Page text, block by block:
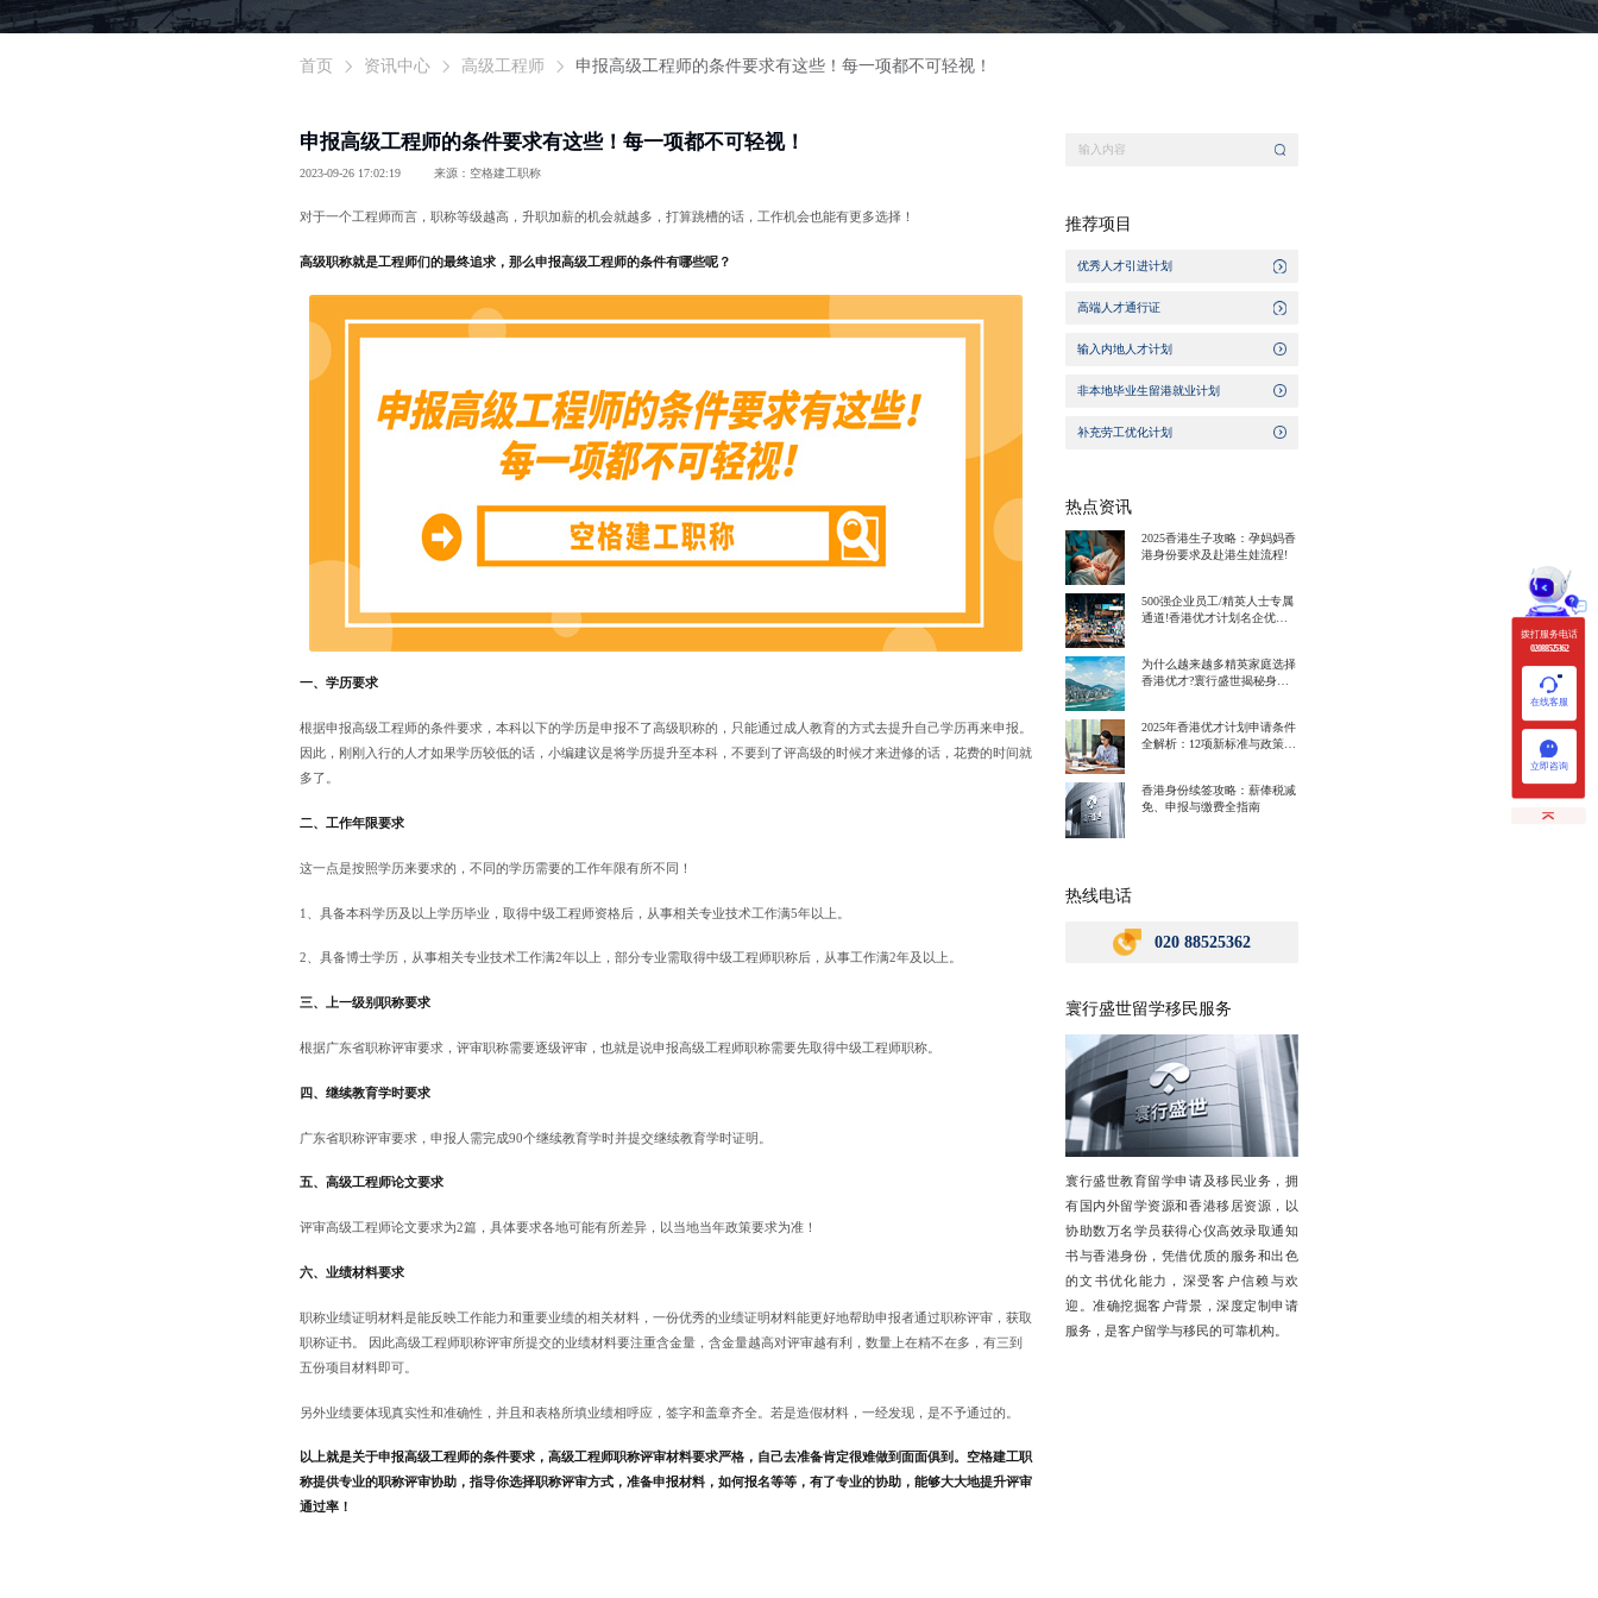
首页 资讯中心 高级工程师 申报高级工程师的条件要求有这些！每一项都不可轻视！
申报高级工程师的条件要求有这些！每一项都不可轻视！
2023-09-26 17:02:19 来源：空格建工职称
对于一个工程师而言，职称等级越高，升职加薪的机会就越多，打算跳槽的话，工作机会也能有更多选择！
高级职称就是工程师们的最终追求，那么申报高级工程师的条件有哪些呢？
一、学历要求
根据申报高级工程师的条件要求，本科以下的学历是申报不了高级职称的，只能通过成人教育的方式去提升自己学历再来申报。
因此，刚刚入行的人才如果学历较低的话，小编建议是将学历提升至本科，不要到了评高级的时候才来进修的话，花费的时间就
多了。
二、工作年限要求
这一点是按照学历来要求的，不同的学历需要的工作年限有所不同！
1、具备本科学历及以上学历毕业，取得中级工程师资格后，从事相关专业技术工作满5年以上。
2、具备博士学历，从事相关专业技术工作满2年以上，部分专业需取得中级工程师职称后，从事工作满2年及以上。
三、上一级别职称要求
根据广东省职称评审要求，评审职称需要逐级评审，也就是说申报高级工程师职称需要先取得中级工程师职称。
四、继续教育学时要求
广东省职称评审要求，申报人需完成90个继续教育学时并提交继续教育学时证明。
五、高级工程师论文要求
评审高级工程师论文要求为2篇，具体要求各地可能有所差异，以当地当年政策要求为准！
六、业绩材料要求
职称业绩证明材料是能反映工作能力和重要业绩的相关材料，一份优秀的业绩证明材料能更好地帮助申报者通过职称评审，获取
职称证书。 因此高级工程师职称评审所提交的业绩材料要注重含金量，含金量越高对评审越有利，数量上在精不在多，有三到
五份项目材料即可。
另外业绩要体现真实性和准确性，并且和表格所填业绩相呼应，签字和盖章齐全。若是造假材料，一经发现，是不予通过的。
以上就是关于申报高级工程师的条件要求，高级工程师职称评审材料要求严格，自己去准备肯定很难做到面面俱到。空格建工职
称提供专业的职称评审协助，指导你选择职称评审方式，准备申报材料，如何报名等等，有了专业的协助，能够大大地提升评审
通过率！
推荐项目
优秀人才引进计划
高端人才通行证
输入内地人才计划
非本地毕业生留港就业计划
补充劳工优化计划
热点资讯
2025香港生子攻略：孕妈妈香
港身份要求及赴港生娃流程!
500强企业员工/精英人士专属
通道!香港优才计划名企优势
为什么越来越多精英家庭选择
香港优才?寰行盛世揭秘身份
2025年香港优才计划申请条件
全解析：12项新标准与政策解
香港身份续签攻略：薪俸税减
免、申报与缴费全指南
热线电话
020 88525362
寰行盛世留学移民服务
寰行盛世教育留学申请及移民业务，拥
有国内外留学资源和香港移居资源，以
协助数万名学员获得心仪高效录取通知
书与香港身份，凭借优质的服务和出色
的文书优化能力，深受客户信赖与欢
迎。准确挖掘客户背景，深度定制申请
服务，是客户留学与移民的可靠机构。
拨打服务电话
020 88525362
在线客服
立即咨询